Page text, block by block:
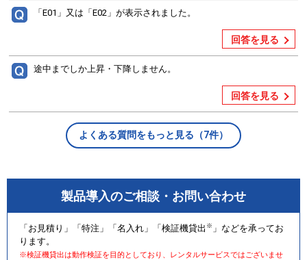
「E01」又は「E02」が表示されました。
回答を見る
途中までしか上昇・下降しません。
回答を見る
よくある質問をもっと見る（7件）
製品導入のご相談・お問い合わせ
「お見積り」「特注」「名入れ」「検証機貸出 ※ 」などを承ってお
ります。
※検証機貸出は動作検証を目的としており、レンタルサービスではございませ